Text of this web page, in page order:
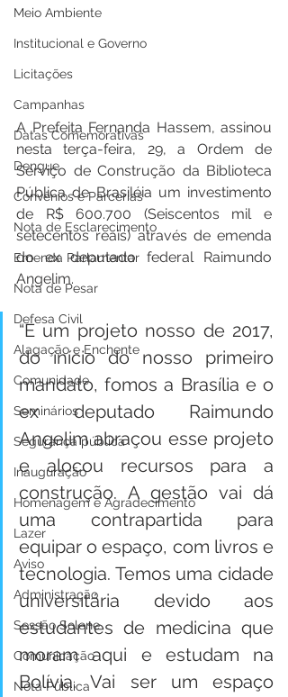
Meio Ambiente
Institucional e Governo
Licitações
Campanhas
Datas Comemorativas
Dengue
Convênios e Parcerias
Nota de Esclarecimento
Emenda Parlamentar
Nota de Pesar
Defesa Civil
Alagação e Enchente
Comunidade
Seminários
Segurança pública
Inauguração
Homenagem e Agradecimento
Lazer
Aviso
Administração
Sessão Solene
Comunicação
Nota Pública
A Prefeita Fernanda Hassem, assinou
nesta terça-feira, 29, a Ordem de
Serviço de Construção da Biblioteca
Pública de Brasiléia um investimento
de R$ 600.700 (Seiscentos mil e
setecentos reais) através de emenda
do ex deputado federal Raimundo
Angelim.
“E um projeto nosso de 2017,
do início do nosso primeiro
mandato, fomos a Brasília e o
ex deputado Raimundo
Angelim abraçou esse projeto
e alocou recursos para a
construção. A gestão vai dá
uma contrapartida para
equipar o espaço, com livros e
tecnologia. Temos uma cidade
universitária devido aos
estudantes de medicina que
moram aqui e estudam na
Bolívia. Vai ser um espaço